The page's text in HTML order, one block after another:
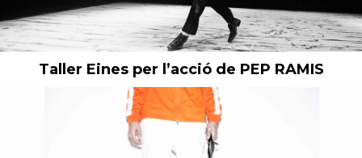
Taller Eines per l’acció de PEP RAMIS